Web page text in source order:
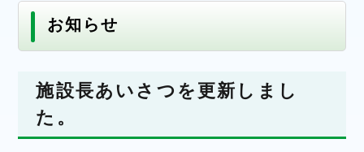
お知らせ
施設長あいさつを更新しまし
た。